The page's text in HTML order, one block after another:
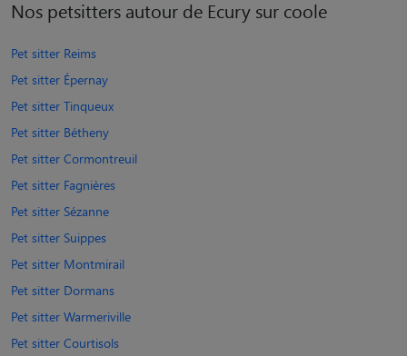
Nos petsitters autour de Ecury sur coole
Pet sitter Reims
Pet sitter Épernay
Pet sitter Tinqueux
Pet sitter Bétheny
Pet sitter Cormontreuil
Pet sitter Fagnières
Pet sitter Sézanne
Pet sitter Suippes
Pet sitter Montmirail
Pet sitter Dormans
Pet sitter Warmeriville
Pet sitter Courtisols